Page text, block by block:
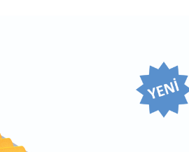
Yataklama Aksesuarları
Motor & Redüktör Bağlantı Flanşları